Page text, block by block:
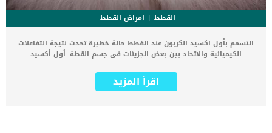
القطط
امراض القطط
التسمم بأول اكسيد الكربون عند القطط حالة خطيرة تحدث نتيجة التفاعلات
الكيميائية والاتحاد بين بعض الجزيئات فى جسم القطة. أول أكسيد
الفعال لوقود الكربون. مع الاسف يمكن لجميع الكائنات الحية التعرض
للتسمم بأول اكسيد الكربون وليس القطط فقط. اول اكسيد الكربون غاز
اقرأ المزيد